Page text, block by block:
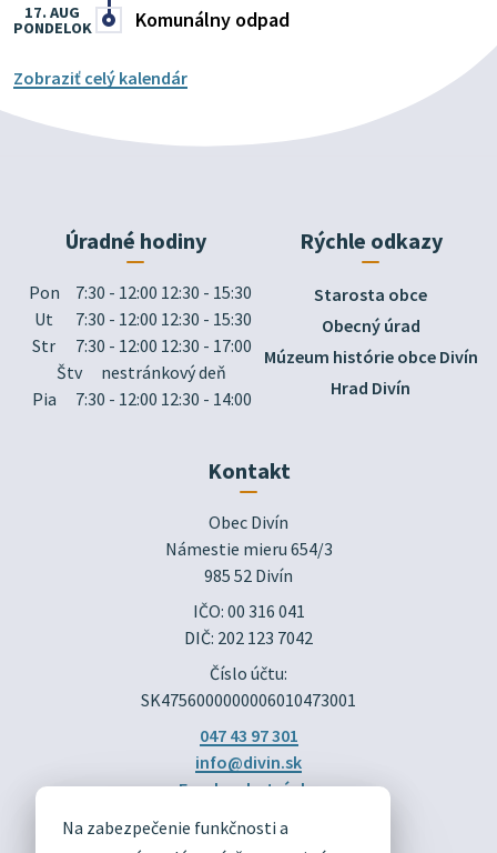
Na zabezpečenie funkčnosti a
Komunálny odpad
17. AUG
PONDELOK
Zobraziť celý kalendár
Úradné hodiny
Pon
7:30 - 12:00 12:30 - 15:30
Ut
7:30 - 12:00 12:30 - 15:30
Str
7:30 - 12:00 12:30 - 17:00
Štv
nestránkový deň
Pia
7:30 - 12:00 12:30 - 14:00
Rýchle odkazy
Starosta obce
Obecný úrad
Múzeum histórie obce Divín
Hrad Divín
Kontakt
Obec Divín
Námestie mieru 654/3
985 52 Divín
IČO: 00 316 041
DIČ: 202 123 7042
Číslo účtu:
SK4756000000006010473001
047 43 97 301
info@divin.sk
Facebook stránka